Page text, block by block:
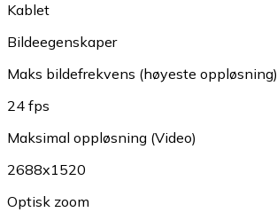
Kablet
Bildeegenskaper
Maks bildefrekvens (høyeste oppløsning)
24 fps
Maksimal oppløsning (Video)
2688x1520
Optisk zoom